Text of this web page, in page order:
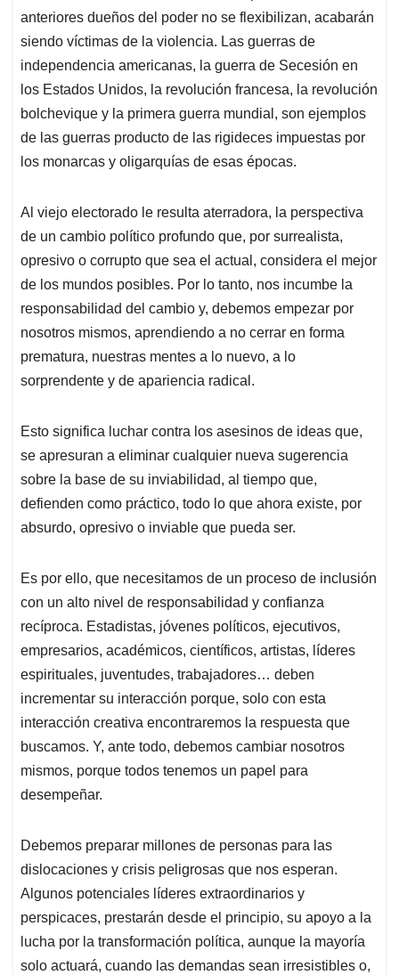
anteriores dueños del poder no se flexibilizan, acabarán
siendo víctimas de la violencia. Las guerras de
independencia americanas, la guerra de Secesión en
los Estados Unidos, la revolución francesa, la revolución
bolchevique y la primera guerra mundial, son ejemplos
de las guerras producto de las rigideces impuestas por
los monarcas y oligarquías de esas épocas.
Al viejo electorado le resulta aterradora, la perspectiva
de un cambio político profundo que, por surrealista,
opresivo o corrupto que sea el actual, considera el mejor
de los mundos posibles. Por lo tanto, nos incumbe la
responsabilidad del cambio y, debemos empezar por
nosotros mismos, aprendiendo a no cerrar en forma
prematura, nuestras mentes a lo nuevo, a lo
sorprendente y de apariencia radical.
Esto significa luchar contra los asesinos de ideas que,
se apresuran a eliminar cualquier nueva sugerencia
sobre la base de su inviabilidad, al tiempo que,
defienden como práctico, todo lo que ahora existe, por
absurdo, opresivo o inviable que pueda ser.
Es por ello, que necesitamos de un proceso de inclusión
con un alto nivel de responsabilidad y confianza
recíproca. Estadistas, jóvenes políticos, ejecutivos,
empresarios, académicos, científicos, artistas, líderes
espirituales, juventudes, trabajadores… deben
incrementar su interacción porque, solo con esta
interacción creativa encontraremos la respuesta que
buscamos. Y, ante todo, debemos cambiar nosotros
mismos, porque todos tenemos un papel para
desempeñar.
Debemos preparar millones de personas para las
dislocaciones y crisis peligrosas que nos esperan.
Algunos potenciales líderes extraordinarios y
perspicaces, prestarán desde el principio, su apoyo a la
lucha por la transformación política, aunque la mayoría
solo actuará, cuando las demandas sean irresistibles o,